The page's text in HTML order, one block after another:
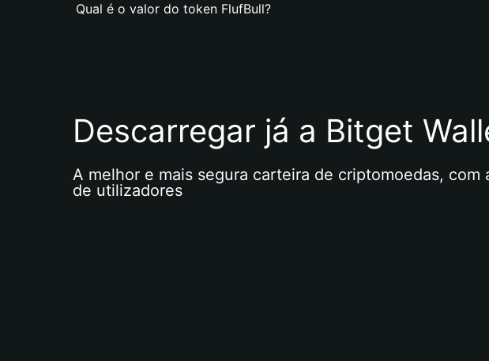
Qual é o valor do token FlufBull?
Descarregar já a Bitget
A melhor e mais segura carteira de criptomoedas,
de utilizadores